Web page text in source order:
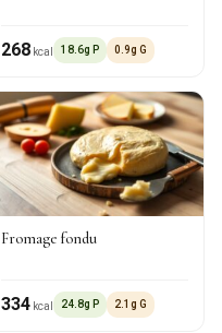
268 kcal 18.6g P 0.9g G
Fromage fondu
334 kcal 24.8g P 2.1g G